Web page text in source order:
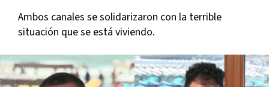
Ambos canales se solidarizaron con la terrible
situación que se está viviendo.